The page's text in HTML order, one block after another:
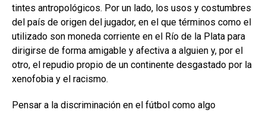
tintes antropológicos. Por un lado, los usos y costumbres
del país de origen del jugador, en el que términos como el
utilizado son moneda corriente en el Río de la Plata para
dirigirse de forma amigable y afectiva a alguien y, por el
otro, el repudio propio de un continente desgastado por la
xenofobia y el racismo.
Pensar a la discriminación en el fútbol como algo